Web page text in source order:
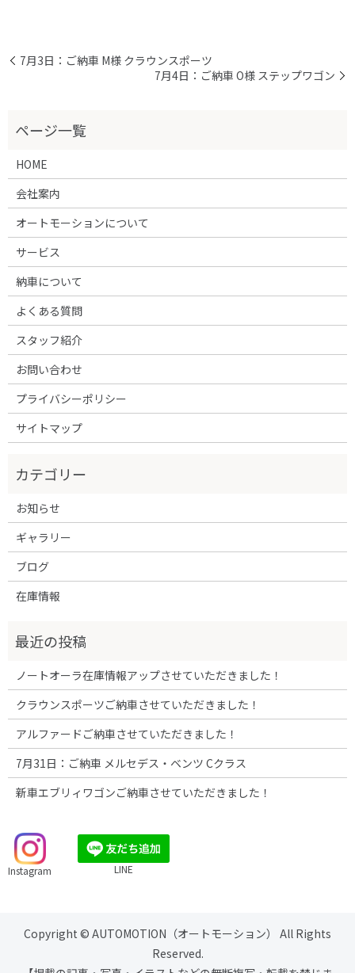
7月3日：ご納車 M様 クラウンスポーツ
7月4日：ご納車 O様 ステップワゴン
HOME
会社案内
オートモーションについて
サービス
納車について
よくある質問
スタッフ紹介
お問い合わせ
プライバシーポリシー
サイトマップ
お知らせ
ギャラリー
ブログ
在庫情報
ノートオーラ在庫情報アップさせていただきました！
クラウンスポーツご納車させていただきました！
アルファードご納車させていただきました！
7月31日：ご納車 メルセデス・ベンツ Cクラス
新車エブリィワゴンご納車させていただきました！
Instagram LINE
Copyright © AUTOMOTION（オートモーション） All Rights
Reserved.